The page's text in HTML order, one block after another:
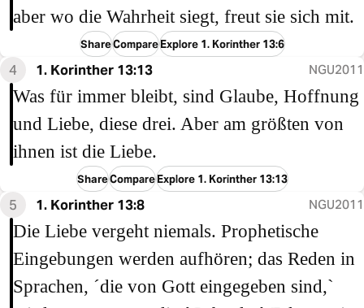
aber wo die Wahrheit siegt, freut sie sich mit.
ShareCompareExplore 1. Korinther 13:6
4 1. Korinther 13:13 NGU2011
Was für immer bleibt, sind Glaube, Hoffnung
und Liebe, diese drei. Aber am größten von
ihnen ist die Liebe.
ShareCompareExplore 1. Korinther 13:13
5 1. Korinther 13:8 NGU2011
Die Liebe vergeht niemals. Prophetische
Eingebungen werden aufhören; das Reden in
Sprachen, ´die von Gott eingegeben sind,`